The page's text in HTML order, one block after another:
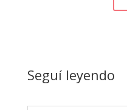
Seguí leyendo